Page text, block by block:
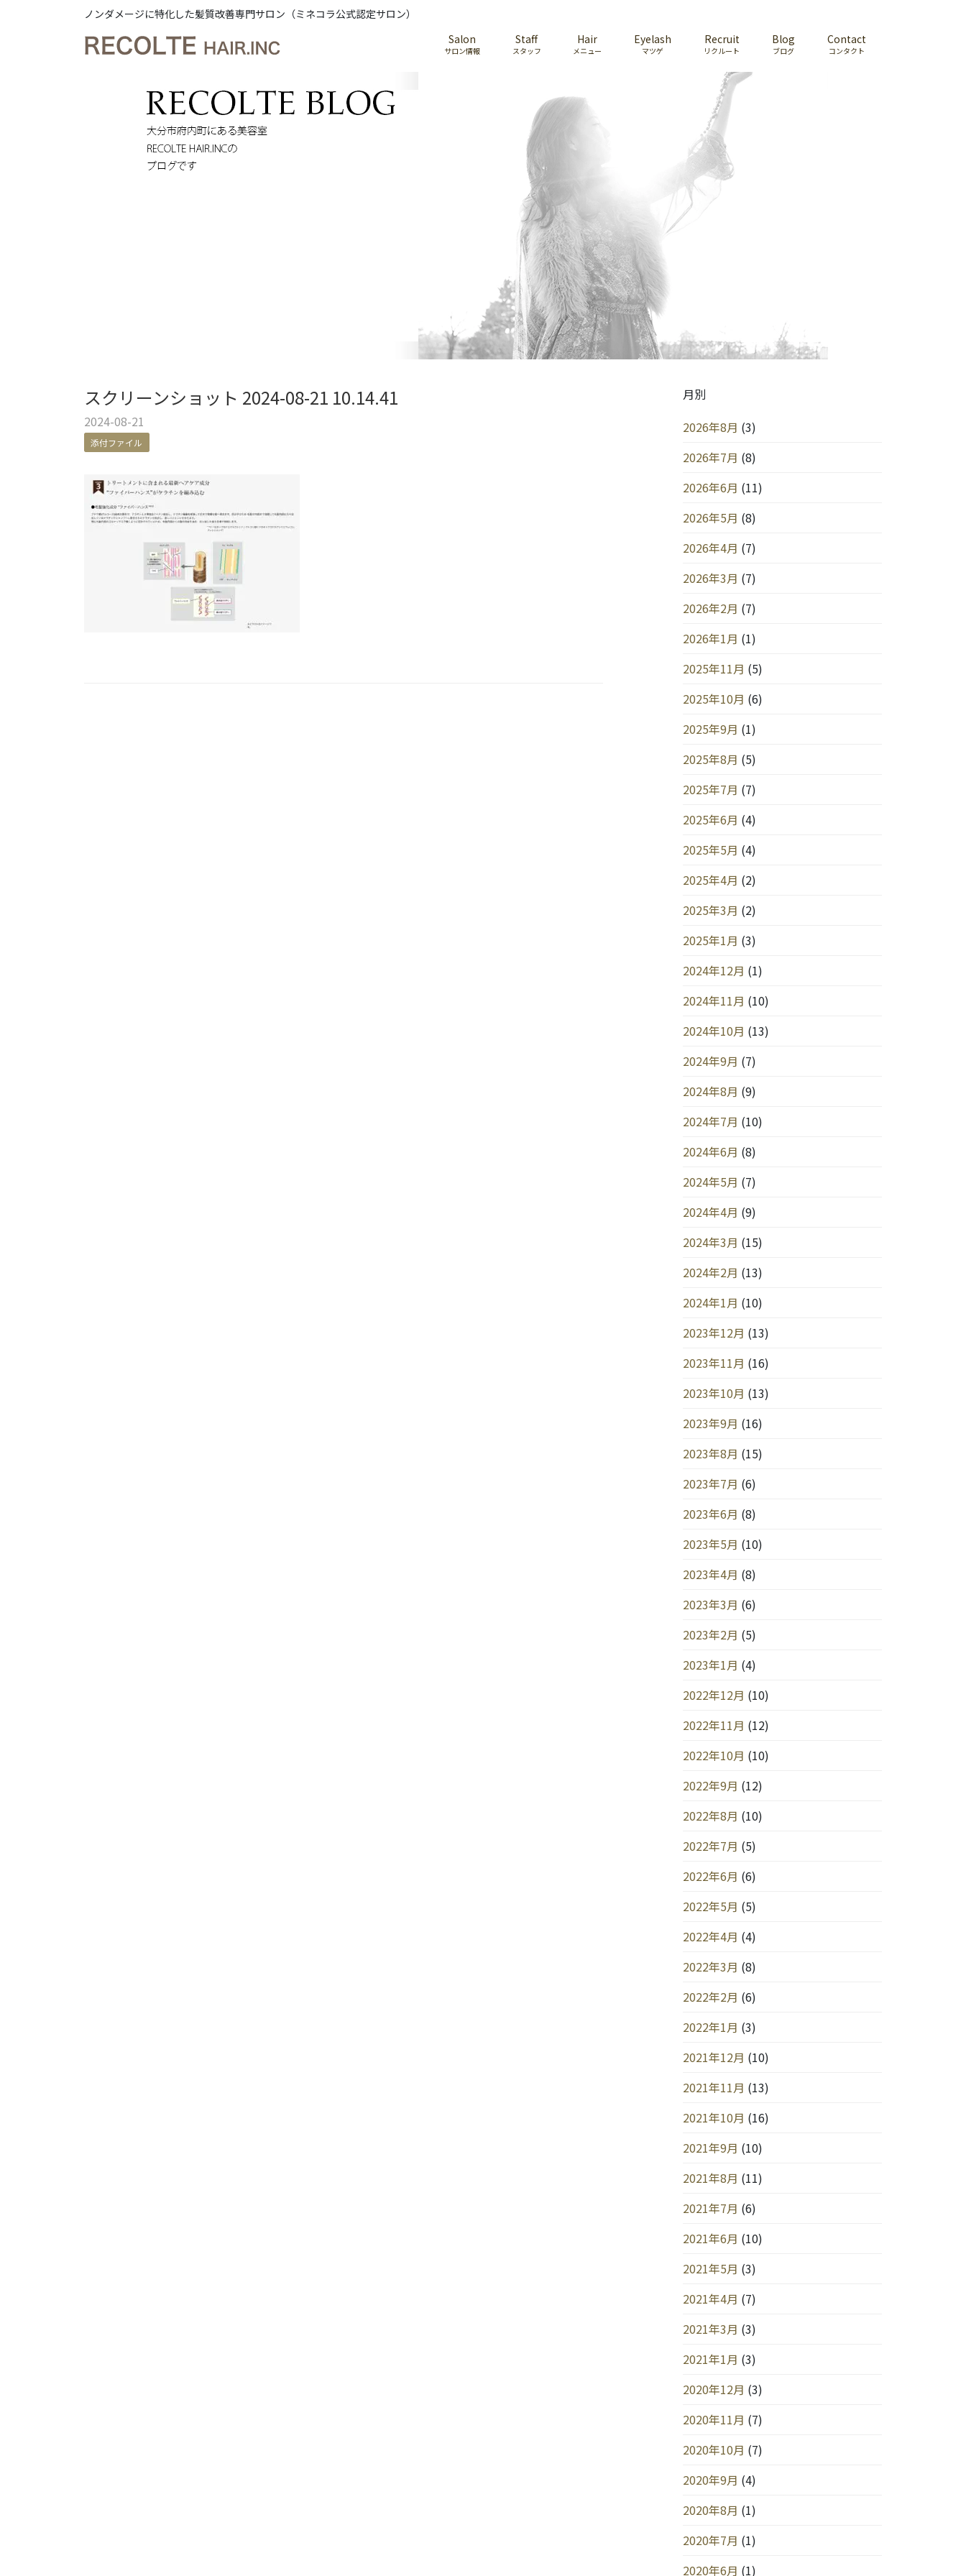
ノンダメージに特化した髪質改善専門サロン（ミネコラ公式認定サロン）
Salon
サロン情報
Staff
スタッフ
Hair
メニュー
Eyelash
マツゲ
Recruit
リクルート
Blog
ブログ
Contact
コンタクト
スクリーンショット 2024-08-21 10.14.41
2024-08-21
添付ファイル
月別
2026年8月 (3)
2026年7月 (8)
2026年6月 (11)
2026年5月 (8)
2026年4月 (7)
2026年3月 (7)
2026年2月 (7)
2026年1月 (1)
2025年11月 (5)
2025年10月 (6)
2025年9月 (1)
2025年8月 (5)
2025年7月 (7)
2025年6月 (4)
2025年5月 (4)
2025年4月 (2)
2025年3月 (2)
2025年1月 (3)
2024年12月 (1)
2024年11月 (10)
2024年10月 (13)
2024年9月 (7)
2024年8月 (9)
2024年7月 (10)
2024年6月 (8)
2024年5月 (7)
2024年4月 (9)
2024年3月 (15)
2024年2月 (13)
2024年1月 (10)
2023年12月 (13)
2023年11月 (16)
2023年10月 (13)
2023年9月 (16)
2023年8月 (15)
2023年7月 (6)
2023年6月 (8)
2023年5月 (10)
2023年4月 (8)
2023年3月 (6)
2023年2月 (5)
2023年1月 (4)
2022年12月 (10)
2022年11月 (12)
2022年10月 (10)
2022年9月 (12)
2022年8月 (10)
2022年7月 (5)
2022年6月 (6)
2022年5月 (5)
2022年4月 (4)
2022年3月 (8)
2022年2月 (6)
2022年1月 (3)
2021年12月 (10)
2021年11月 (13)
2021年10月 (16)
2021年9月 (10)
2021年8月 (11)
2021年7月 (6)
2021年6月 (10)
2021年5月 (3)
2021年4月 (7)
2021年3月 (3)
2021年1月 (3)
2020年12月 (3)
2020年11月 (7)
2020年10月 (7)
2020年9月 (4)
2020年8月 (1)
2020年7月 (1)
2020年6月 (1)